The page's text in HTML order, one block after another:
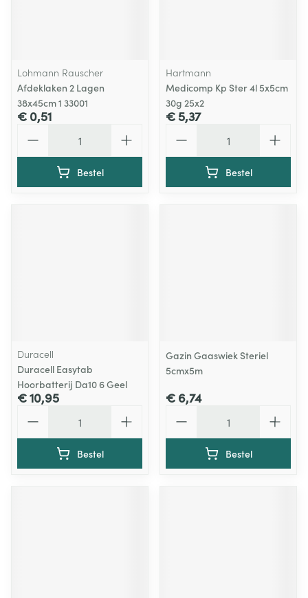
Lohmann Rauscher
Afdeklaken 2 Lagen
38x45cm 1 33001
€ 0,51
Bestel
Hartmann
Medicomp Kp Ster 4l 5x5cm
30g 25x2
€ 5,37
Bestel
Duracell
Duracell Easytab
Hoorbatterij Da10 6 Geel
€ 10,95
Bestel
Gazin Gaaswiek Steriel
5cmx5m
€ 6,74
Bestel